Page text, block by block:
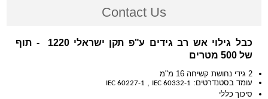
Contact Us
כבל גילוי אש רב גידים ע"פ תקן ישראלי 1220 - תוף
של 500 מטרים
2 גידי נחושת קשיחה 16 מ"מ
עומד בסטנדרטים:
IEC 60227-1 IEC 60332-1
סיכוך כללי